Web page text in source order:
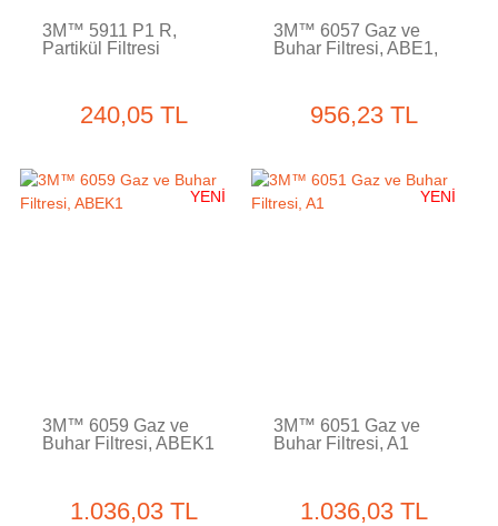
3M™ 5911 P1 R,
Partikül Filtresi
240,05 TL
3M™ 6057 Gaz ve
Buhar Filtresi, ABE1,
956,23 TL
YENİ
3M™ 6059 Gaz ve
Buhar Filtresi, ABEK1
1.036,03 TL
YENİ
3M™ 6051 Gaz ve
Buhar Filtresi, A1
1.036,03 TL